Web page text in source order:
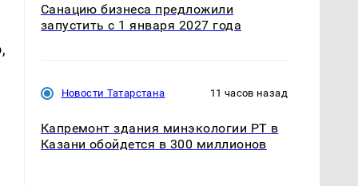
Санацию бизнеса предложили
запустить с 1 января 2027 года
Новости Татарстана 11 часов назад
Капремонт здания минэкологии РТ в
Казани обойдется в 300 миллионов